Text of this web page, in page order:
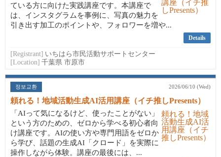
ている方に向けた実践講座です。本講座で
は、インスタグラムを事例に、写真の魅力を
引き出す加工のポイントや、フォロワーを増や...
Details
[Registrant] いちはら市民活動サポートセンター
[Location] 千葉県 市原市
정보교환 2026/06/10 (Wed)
頼れる！地域活動生成AI活用講座（イチ推しPresents）
「AIって気になるけど、使ったことがない」
という方のための、ゼロから学べる初心者向
け講座です。AIの使い方や専門用語をゼロか
ら学び、話題の生成AI「クロード」を実際に
操作しながら体験。講座の最後には、...